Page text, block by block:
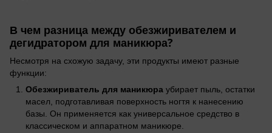
В чем разница между обезжиривателем и
дегидратором для маникюра?
Несмотря на схожую задачу, эти продукты имеют разные
функции:
Обезжириватель для маникюра убирает пыль, остатки
масел, подготавливая поверхность ногтя к нанесению
базы. Он применяется как универсальное средство в
классическом и аппаратном маникюре.